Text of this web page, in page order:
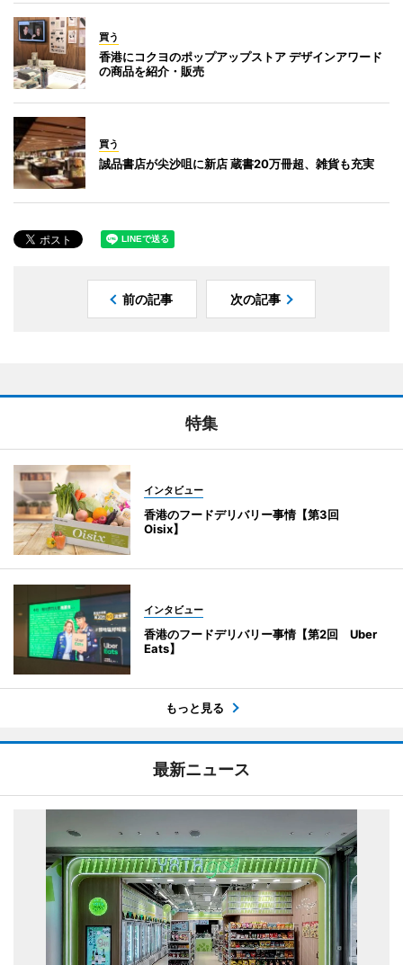
買う
香港にコクヨのポップアップストア デザインアワード
の商品を紹介・販売
買う
誠品書店が尖沙咀に新店 蔵書20万冊超、雑貨も充実
前の記事 次の記事
特集
インタビュー
香港のフードデリバリー事情【第3回
Oisix】
インタビュー
香港のフードデリバリー事情【第2回 Uber
Eats】
もっと見る
最新ニュース